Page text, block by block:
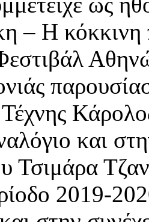
– Η κόκκινη
και
Τσιμάρα
2019-